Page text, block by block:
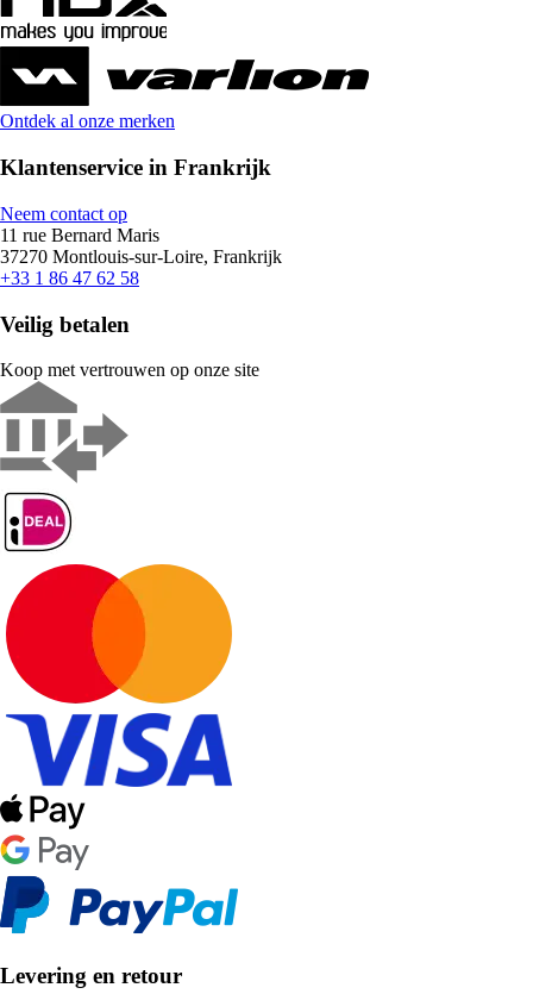
Ontdek al onze merken
Klantenservice in Frankrijk
Neem contact op
11 rue Bernard Maris
37270 Montlouis-sur-Loire, Frankrijk
+33 1 86 47 62 58
Veilig betalen
Koop met vertrouwen op onze site
Levering en retour